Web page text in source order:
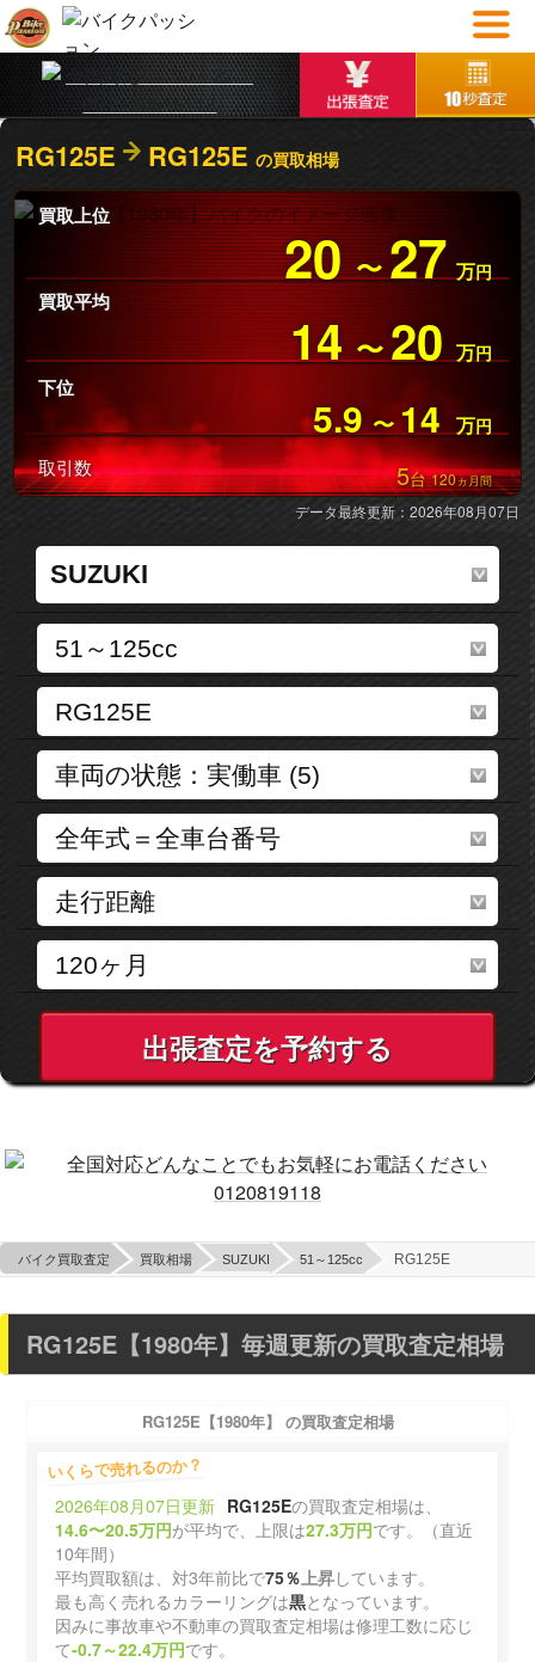
RG125E RG125Eの買取相場
買取上位
20 〜27 万円
買取平均
14 〜 20 万円
下位
5.9 〜14 万円
取引数 5台120ヵ月間
データ最終更新：2026年08月07日
出張査定を予約する
バイク買取査定 買取相場 SUZUKI 51～125cc RG125E
RG125E【1980年】 毎週更新の買取査定相場
RG125E【1980年】 の買取査定相場
いくらで売れるのか？
2026年08月07日更新 RG125Eの買取査定相場は、
14.6〜20.5万円が平均で、上限は27.3万円です。（直近
10年間）
平均買取額は、対3年前比で75％上昇しています。
最も高く売れるカラーリングは黒となっています。
因みに事故車や不動車の買取査定相場は修理工数に応じ
て-0.7～22.4万円です。